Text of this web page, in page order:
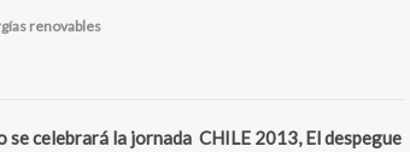
renovables
celebrará la jornada CHILE 2013, El despegue